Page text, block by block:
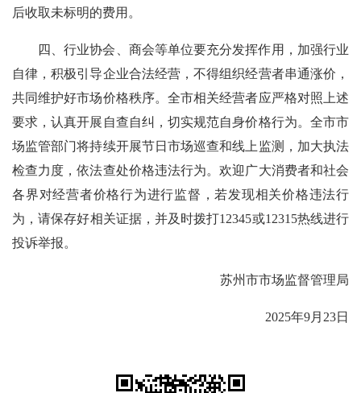
后收取未标明的费用。
四、行业协会、商会等单位要充分发挥作用，加强行业
自律，积极引导企业合法经营，不得组织经营者串通涨价，
共同维护好市场价格秩序。全市相关经营者应严格对照上述
要求，认真开展自查自纠，切实规范自身价格行为。全市市
场监管部门将持续开展节日市场巡查和线上监测，加大执法
检查力度，依法查处价格违法行为。欢迎广大消费者和社会
各界对经营者价格行为进行监督，若发现相关价格违法行
为，请保存好相关证据，并及时拨打12345或12315热线进行
投诉举报。
苏州市市场监督管理局
2025年9月23日